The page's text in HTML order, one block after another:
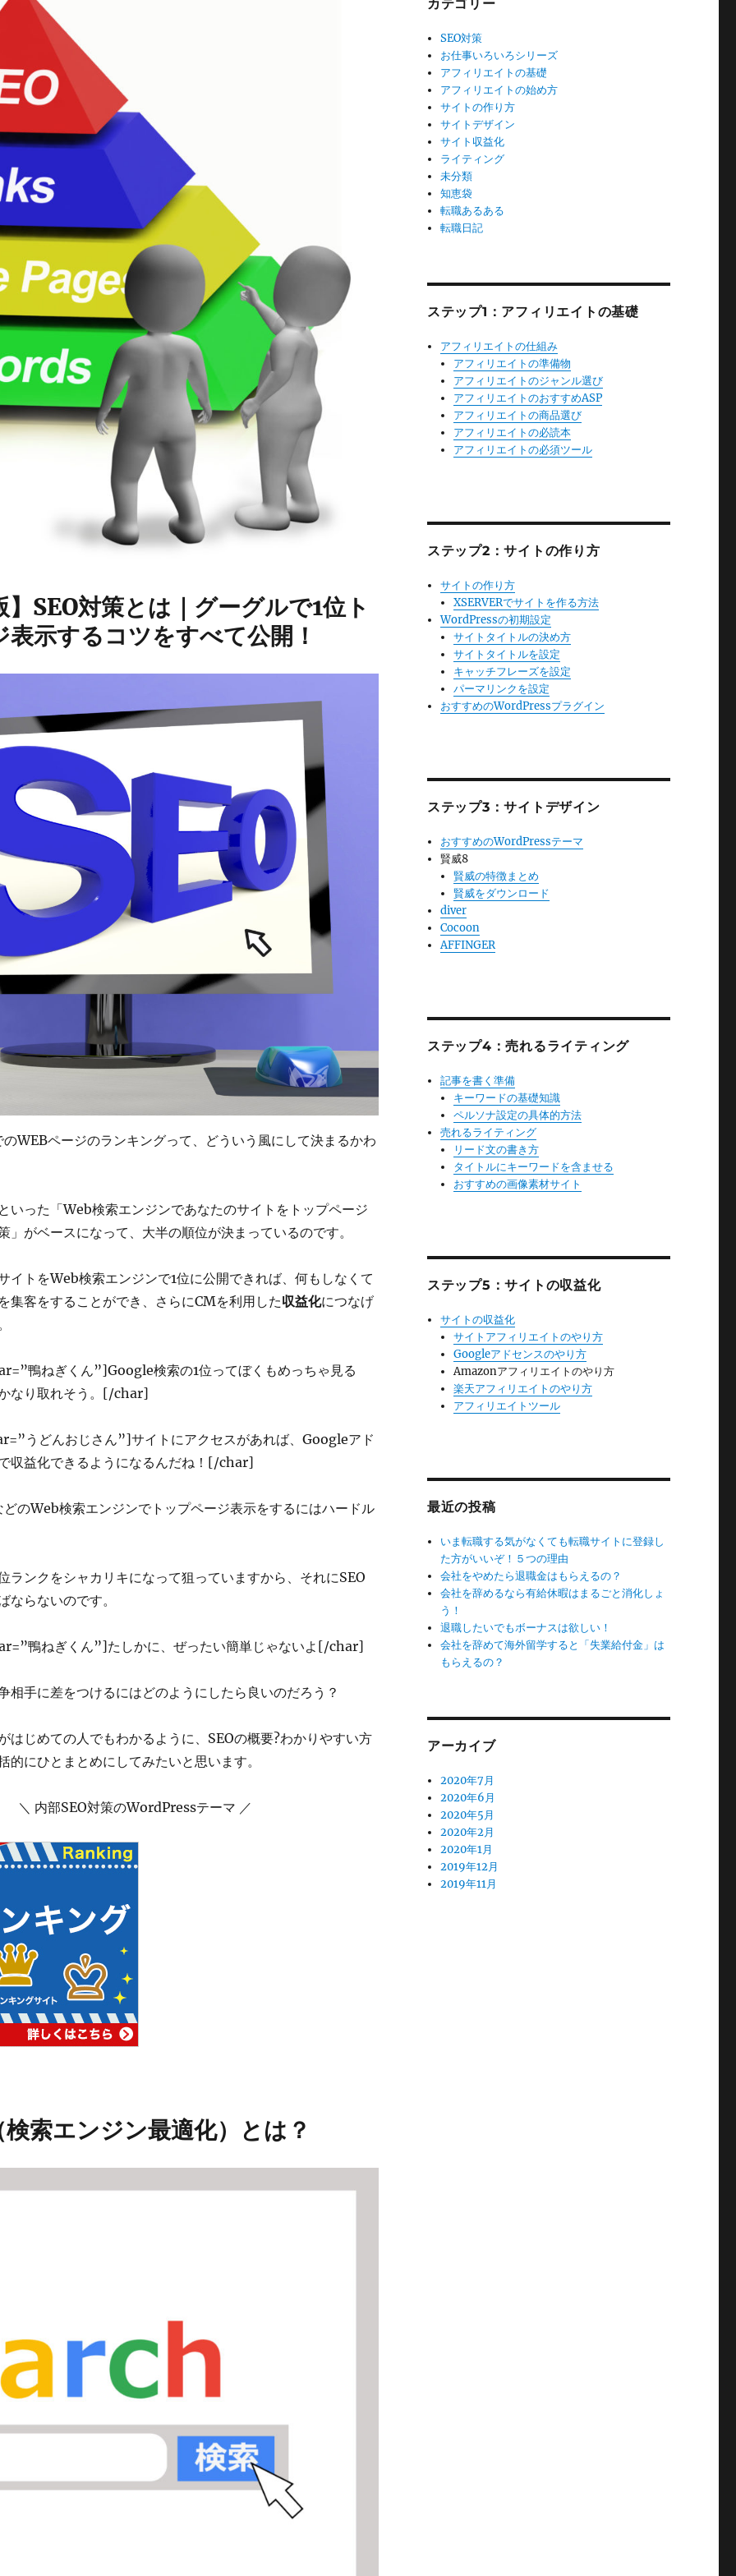
SEO対策とは｜グーグルで1位ト
示するコツをすべて公開！
WEBページのランキングって、どういう風にして決まるかわ
いった「Web検索エンジンであなたのサイトをトップページ
」がベースになって、大半の順位が決まっているのです。
イトをWeb検索エンジンで1位に公開できれば、何もしなくて
集客をすることができ、さらにCMを利用した収益化につなげ
鴨ねぎくん”]Google検索の1位ってぼくもめっちゃ見る
なり取れそう。[/char]
うどんおじさん”]サイトにアクセスがあれば、Googleアド
収益化できるようになるんだね！[/char]
のWeb検索エンジンでトップページ表示をするにはハードル
ランクをシャカリキになって狙っていますから、それにSEO
ならないのです。
鴨ねぎくん”]たしかに、ぜったい簡単じゃないよ[/char]
相手に差をつけるにはどのようにしたら良いのだろう？
はじめての人でもわかるように、SEOの概要?わかりやすい方
的にひとまとめにしてみたいと思います。
＼ 内部SEO対策のWordPressテーマ ／
検索エンジン最適化）とは？
カテゴリー
SEO対策
お仕事いろいろシリーズ
アフィリエイトの基礎
アフィリエイトの始め方
サイトの作り方
サイトデザイン
サイト収益化
ライティング
未分類
知恵袋
転職あるある
転職日記
ステップ1：アフィリエイトの基礎
アフィリエイトの仕組み
アフィリエイトの準備物
アフィリエイトのジャンル選び
アフィリエイトのおすすめASP
アフィリエイトの商品選び
アフィリエイトの必読本
アフィリエイトの必須ツール
ステップ2：サイトの作り方
サイトの作り方
XSERVERでサイトを作る方法
WordPressの初期設定
サイトタイトルの決め方
サイトタイトルを設定
キャッチフレーズを設定
パーマリンクを設定
おすすめのWordPressプラグイン
ステップ3：サイトデザイン
おすすめのWordPressテーマ
賢威8
賢威の特徴まとめ
賢威をダウンロード
diver
Cocoon
AFFINGER
ステップ4：売れるライティング
記事を書く準備
キーワードの基礎知識
ペルソナ設定の具体的方法
売れるライティング
リード文の書き方
タイトルにキーワードを含ませる
おすすめの画像素材サイト
ステップ5：サイトの収益化
サイトの収益化
サイトアフィリエイトのやり方
Googleアドセンスのやり方
Amazonアフィリエイトのやり方
楽天アフィリエイトのやり方
アフィリエイトツール
最近の投稿
いま転職する気がなくても転職サイトに登録し
た方がいいぞ！５つの理由
会社をやめたら退職金はもらえるの？
会社を辞めるなら有給休暇はまるごと消化しょ
う！
退職したいでもボーナスは欲しい！
会社を辞めて海外留学すると「失業給付金」は
もらえるの？
アーカイブ
2020年7月
2020年6月
2020年5月
2020年2月
2020年1月
2019年12月
2019年11月